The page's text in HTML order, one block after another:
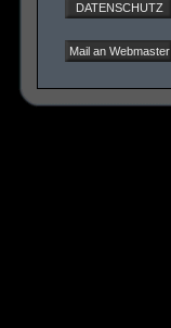
DATENSCHUTZ
Mail an Webmaster